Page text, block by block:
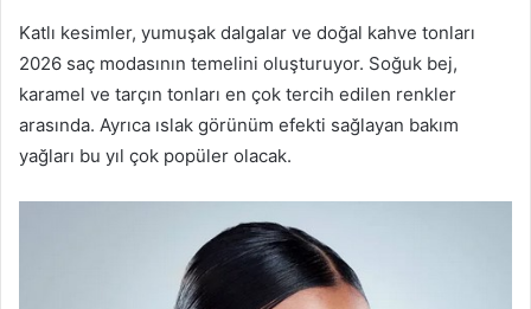
Katlı kesimler, yumuşak dalgalar ve doğal kahve tonları
2026 saç modasının temelini oluşturuyor. Soğuk bej,
karamel ve tarçın tonları en çok tercih edilen renkler
arasında. Ayrıca ıslak görünüm efekti sağlayan bakım
yağları bu yıl çok popüler olacak.